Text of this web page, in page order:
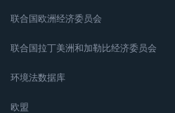
联合国欧洲经济委员会
联合国拉丁美洲和加勒比经济委员会
环境法数据库
欧盟